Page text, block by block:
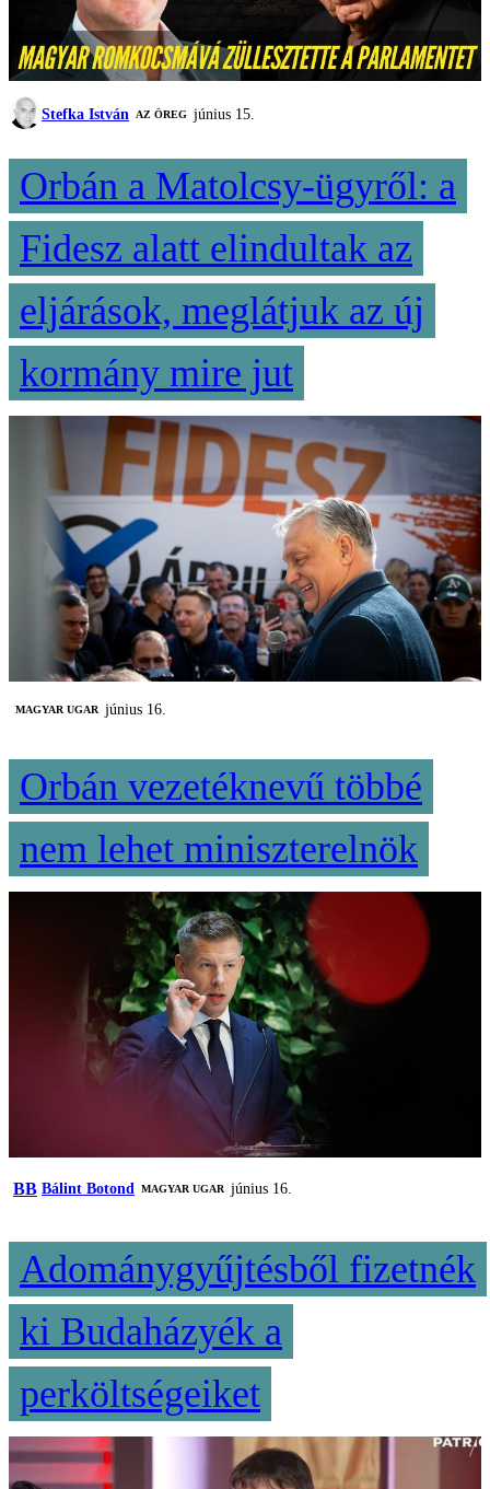
Stefka István AZ ÖREG június 15.
Orbán a Matolcsy-ügyről: a
Fidesz alatt elindultak az
eljárások, meglátjuk az új
kormány mire jut
MAGYAR UGAR június 16.
Orbán vezetéknevű többé
nem lehet miniszterelnök
BB Bálint Botond MAGYAR UGAR június 16.
Adománygyűjtésből fizetnék
ki Budaházyék a
perköltségeiket